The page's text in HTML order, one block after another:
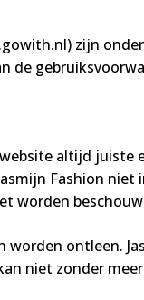
zijn
de
altijd
Fashion
worden
ontleen.
niet zonder